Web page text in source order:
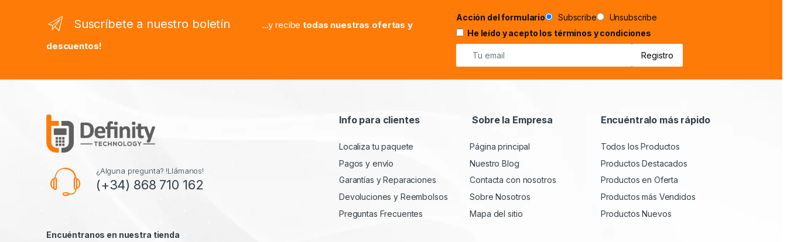
Suscríbete a nuestro boletín ...y recibetodas nuestras ofertas y
descuentos!
Acción del formulario Subscribe
Unsubscribe
He leído y acepto los términos y condiciones
¿Alguna pregunta? !Llámanos!
(+34) 868 710 162
Encuéntranos en nuestra tienda
Info para clientes
Localiza tu paquete
Pagos y envío
Garantías y Reparaciones
Devoluciones y Reembolsos
Preguntas Frecuentes
Sobre la Empresa
Página principal
Nuestro Blog
Contacta con nosotros
Sobre Nosotros
Mapa del sitio
Encuéntralo más rápido
Todos los Productos
Productos Destacados
Productos en Oferta
Productos más Vendidos
Productos Nuevos